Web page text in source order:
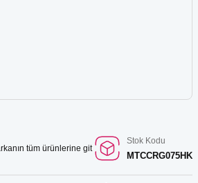
tüm ürünlerine git
Stok Kodu
MTCCRG075HK